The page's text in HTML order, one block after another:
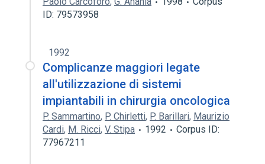
ID: 79573958
1992
Complicanze maggiori legate
all'utilizzazione di sistemi
impiantabili in chirurgia oncologica
P. Sammartino, P. Chirletti, P. Barillari, Maurizio
Cardi, M. Ricci, V. Stipa 1992
Corpus ID:
77967211